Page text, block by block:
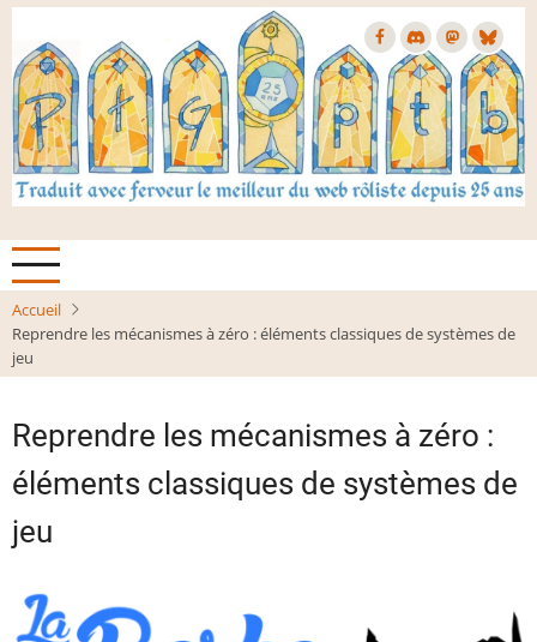
Aller
contenu
principal
Accueil
Reprendre les mécanismes à zéro : éléments classiques de systèmes de
jeu
Reprendre les mécanismes à zéro :
éléments classiques de systèmes de
jeu